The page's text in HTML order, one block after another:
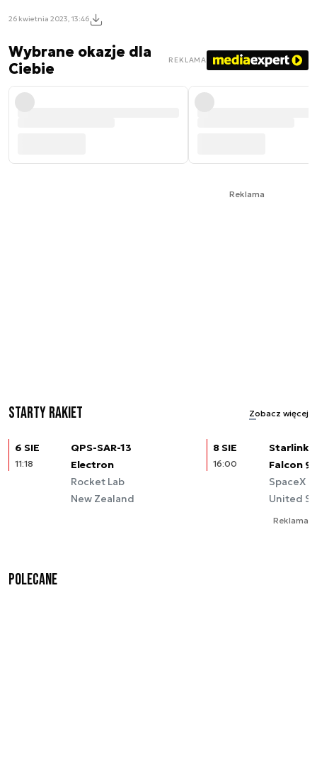
26 kwietnia 2023, 13:46
Wybrane okazje dla
Ciebie
REKLAMA
Reklama
Starty rakiet Zobacz więcej
6 SIE
11:18
QPS-SAR-13
Electron
Rocket Lab
New Zealand
8 SIE
16:00
Starlink
Falcon 9
SpaceX
United
Reklama
Polecane